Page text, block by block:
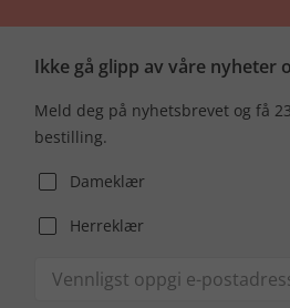
Ikke gå glipp av våre nyheter
Meld deg på nyhetsbrevet og få
bestilling.
Dameklær
Herreklær